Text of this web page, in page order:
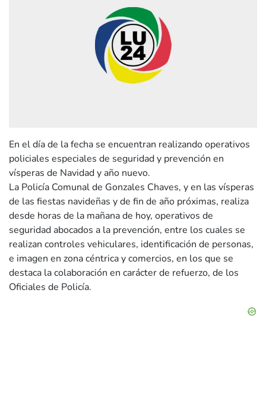
En el día de la fecha se encuentran realizando operativos
policiales especiales de seguridad y prevención en
vísperas de Navidad y año nuevo.
La Policía Comunal de Gonzales Chaves, y en las vísperas
de las fiestas navideñas y de fin de año próximas, realiza
desde horas de la mañana de hoy, operativos de
seguridad abocados a la prevención, entre los cuales se
realizan controles vehiculares, identificación de personas,
e imagen en zona céntrica y comercios, en los que se
destaca la colaboración en carácter de refuerzo, de los
Oficiales de Policía.